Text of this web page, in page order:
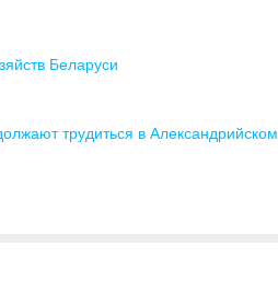
Беларуси
трудиться в Александрийском